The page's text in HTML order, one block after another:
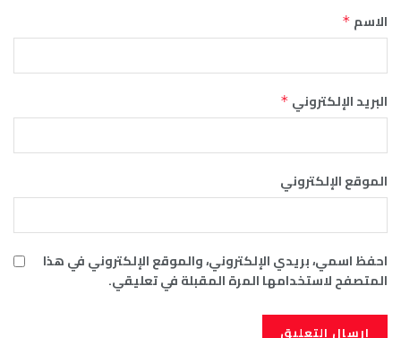
الاسم *
البريد الإلكتروني *
الموقع الإلكتروني
احفظ اسمي، بريدي الإلكتروني، والموقع الإلكتروني في هذا
المتصفح لاستخدامها المرة المقبلة في تعليقي.